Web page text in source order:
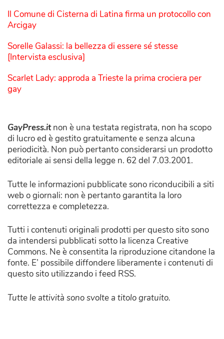
Il Comune di Cisterna di Latina firma un protocollo con
Arcigay
Sorelle Galassi: la bellezza di essere sé stesse
[Intervista esclusiva]
Scarlet Lady: approda a Trieste la prima crociera per
gay
GayPress.itnon è una testata registrata, non ha scopo
di lucro ed è gestito gratuitamente e senza alcuna
periodicità. Non può pertanto considerarsi un prodotto
editoriale ai sensi della legge n. 62 del 7.03.2001.
Tutte le informazioni pubblicate sono riconducibili a siti
web o giornali: non è pertanto garantita la loro
correttezza e completezza.
Tutti i contenuti originali prodotti per questo sito sono
da intendersi pubblicati sotto la licenza Creative
Commons. Ne è consentita la riproduzione citandone la
fonte. E’ possibile diffondere liberamente i contenuti di
questo sito utilizzando i feed RSS.
Tutte le attività sono svolte a titolo gratuito.